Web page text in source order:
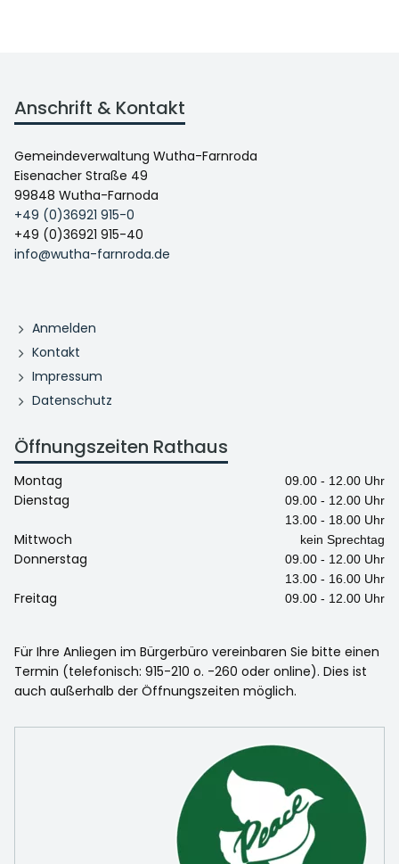
Anschrift & Kontakt
Gemeindeverwaltung Wutha-Farnroda
Eisenacher Straße 49
99848 Wutha-Farnoda
+49 (0)36921 915-0
+49 (0)36921 915-40
info@wutha-farnroda.de
Anmelden
Kontakt
Impressum
Datenschutz
Öffnungszeiten Rathaus
Montag 09.00 - 12.00 Uhr
Dienstag
09.00 - 12.00 Uhr
13.00 - 18.00 Uhr
Mittwoch kein Sprechtag
Donnerstag
09.00 - 12.00 Uhr
13.00 - 16.00 Uhr
Freitag 09.00 - 12.00 Uhr
Für Ihre Anliegen im Bürgerbüro vereinbaren Sie bitte einen
Termin (telefonisch: 915-210 o. -260 oder online). Dies ist
auch außerhalb der Öffnungszeiten möglich.